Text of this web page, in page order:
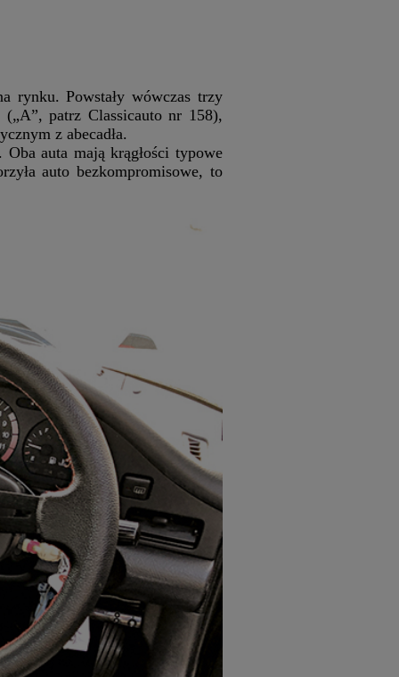
rynku. Powstały wówczas trzy
patrz Classicauto nr 158),
z abecadła.
auta mają krągłości typowe
auto bezkompromisowe, to